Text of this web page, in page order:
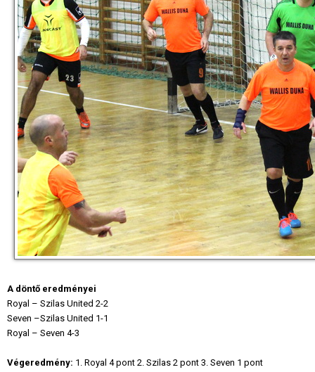
A döntő eredményei
Royal – Szilas United 2-2
Seven –Szilas United 1-1
Royal – Seven 4-3
Végeredmény: 1. Royal 4 pont 2. Szilas 2 pont 3. Seven 1 pont